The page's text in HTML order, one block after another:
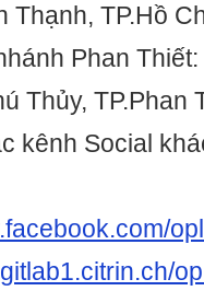
Thạnh, TP.Hồ
Phan
Thủy, TP.Phan
kênh Social